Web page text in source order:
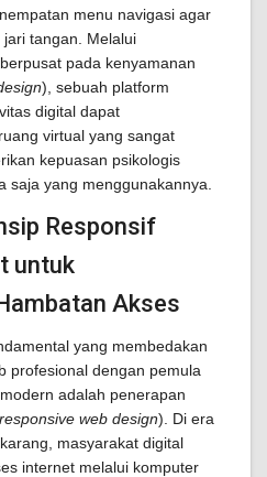
menu navigasi agar
tangan. Melalui
pada kenyamanan
), sebuah platform
digital dapat
virtual yang sangat
kepuasan psikologis
saja yang menggunakannya.
Responsif
untuk
Akses
yang membedakan
profesional dengan pemula
adalah penerapan
responsive web design). Di era
masyarakat digital
internet melalui komputer